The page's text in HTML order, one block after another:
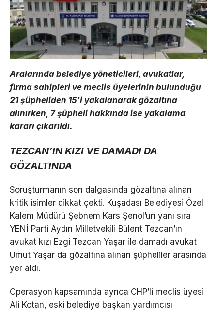
Aralarında belediye yöneticileri, avukatlar,
firma sahipleri ve meclis üyelerinin bulunduğu
21 şüpheliden 15’i yakalanarak gözaltına
alınırken, 7 şüpheli hakkında ise yakalama
kararı çıkarıldı.
TEZCAN’IN KIZI VE DAMADI DA
GÖZALTINDA
Soruşturmanın son dalgasında gözaltına alınan
kritik isimler dikkat çekti. Kuşadası Belediyesi Özel
Kalem Müdürü Şebnem Kars Şenol’un yanı sıra
YENİ Parti Aydın Milletvekili Bülent Tezcan’ın
avukat kızı Ezgi Tezcan Yaşar ile damadı avukat
Umut Yaşar da gözaltına alınan şüpheliler arasında
yer aldı.
Operasyon kapsamında ayrıca CHP’li meclis üyesi
Ali Kotan, eski belediye başkan yardımcısı